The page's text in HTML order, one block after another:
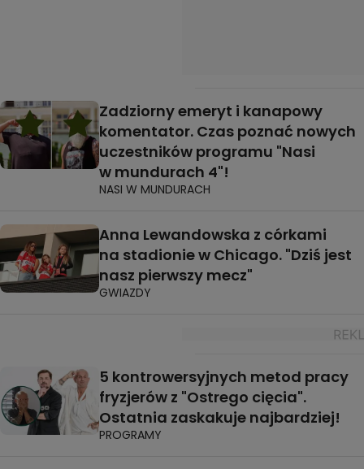
Zadziorny emeryt i kanapowy
komentator. Czas poznać nowych
uczestników programu "Nasi
w mundurach 4"!
NASI W MUNDURACH
Anna Lewandowska z córkami
na stadionie w Chicago. "Dziś jest
nasz pierwszy mecz"
GWIAZDY
5 kontrowersyjnych metod pracy
fryzjerów z "Ostrego cięcia".
Ostatnia zaskakuje najbardziej!
PROGRAMY